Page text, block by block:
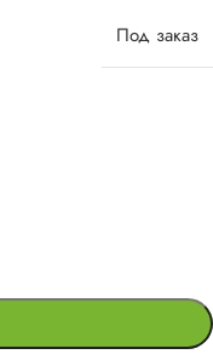
Под заказ